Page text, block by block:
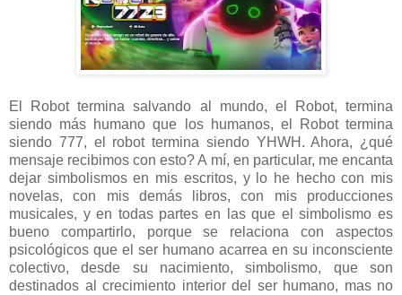
El Robot termina salvando al mundo, el Robot, termina
siendo más humano que los humanos, el Robot termina
siendo 777, el robot termina siendo YHWH. Ahora, ¿qué
mensaje recibimos con esto? A mí, en particular, me encanta
dejar simbolismos en mis escritos, y lo he hecho con mis
novelas, con mis demás libros, con mis producciones
musicales, y en todas partes en las que el simbolismo es
bueno compartirlo, porque se relaciona con aspectos
psicológicos que el ser humano acarrea en su inconsciente
colectivo, desde su nacimiento, simbolismo, que son
destinados al crecimiento interior del ser humano, mas no